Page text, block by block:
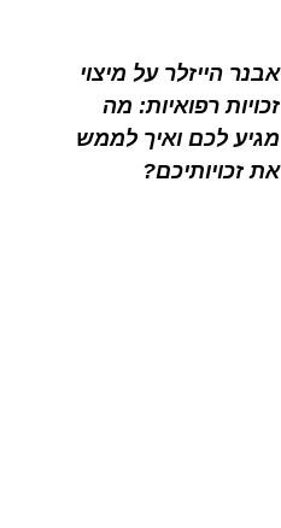
אבנר הייזלר על מיצוי
זכויות רפואיות: מה
מגיע לכם ואיך לממש
את זכויותיכם?